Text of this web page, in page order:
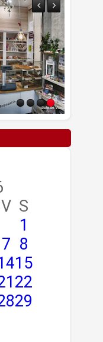
V S
1
7 8
15
22
29